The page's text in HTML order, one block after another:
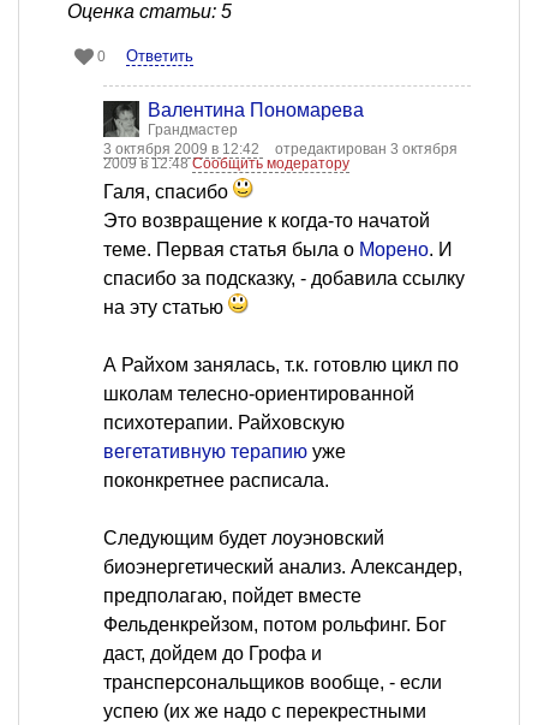
Оценка статьи: 5
0 Ответить
Валентина Пономарева
Грандмастер
3 октября 2009 в 12:42
отредактирован 3 октября
2009 в 12:48Сообщить модератору
Галя, спасибо
Это возвращение к когда-то начатой
теме. Первая статья была о Морено. И
спасибо за подсказку, - добавила ссылку
на эту статью
А Райхом занялась, т.к. готовлю цикл по
школам телесно-ориентированной
психотерапии. Райховскую
вегетативную терапию уже
поконкретнее расписала.
Следующим будет лоуэновский
биоэнергетический анализ. Александер,
предполагаю, пойдет вместе
Фельденкрейзом, потом рольфинг. Бог
даст, дойдем до Грофа и
трансперсональщиков вообще, - если
успею (их же надо с перекрестными